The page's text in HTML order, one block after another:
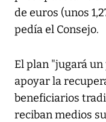
de euros (unos
pedía el Consejo.
El plan "jugará
apoyar la
beneficiarios
reciban medios